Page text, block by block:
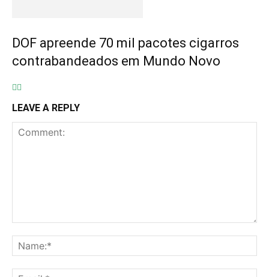
DOF apreende 70 mil pacotes cigarros
contrabandeados em Mundo Novo
LEAVE A REPLY